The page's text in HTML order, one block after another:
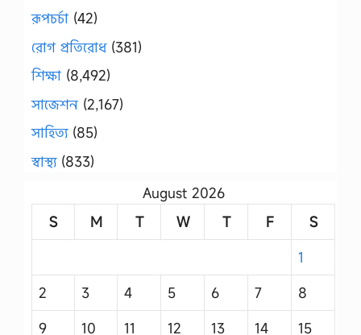
রূপচর্চা (42)
রোগ প্রতিরোধ(381)
শিক্ষা (8,492)
সাজেশন (2,167)
সাহিত্য(85)
স্বাস্থ্য(833)
August 2026
S
M T W T F
S
1
2
3 4 5 6 7
8
9
10 11 12 13 14 15